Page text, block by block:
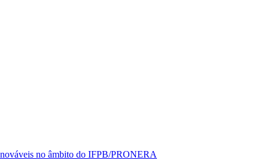
no âmbito do IFPB/PRONERA